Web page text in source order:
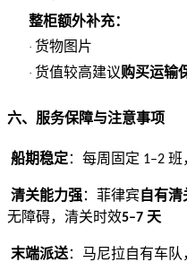
整柜额外补充：
· 货物图片
· 货值较高建议购买运输
六、服务保障与注意事项
船期稳定：每周固定 1–2 班
清关能力强：菲律宾 自有清
无障碍，清关时效5–7 天
末端派送：马尼拉自有车队